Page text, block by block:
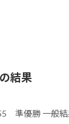
結果
準優勝 一般結